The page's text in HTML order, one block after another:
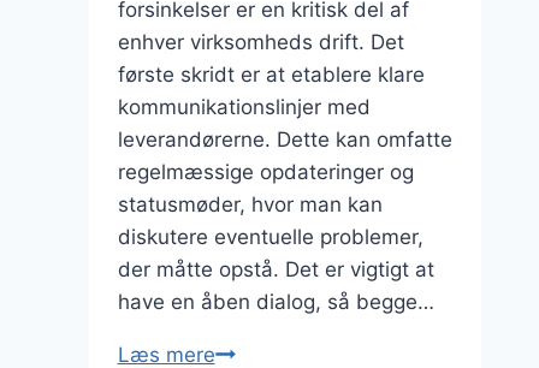
forsinkelser er en kritisk del af
enhver virksomheds drift. Det
første skridt er at etablere klare
kommunikationslinjer med
leverandørerne. Dette kan omfatte
regelmæssige opdateringer og
statusmøder, hvor man kan
diskutere eventuelle problemer,
der måtte opstå. Det er vigtigt at
have en åben dialog, så begge…
Læs mereHvordan